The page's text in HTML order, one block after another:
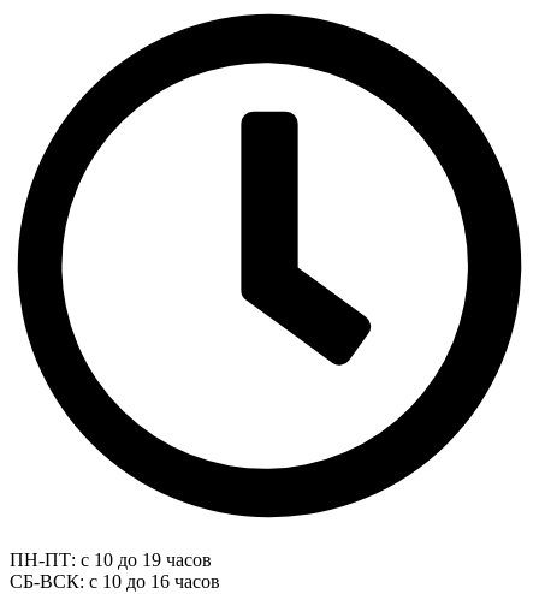
ПН-ПТ: с 10 до 19 часов
СБ-ВСК: с 10 до 16 часов